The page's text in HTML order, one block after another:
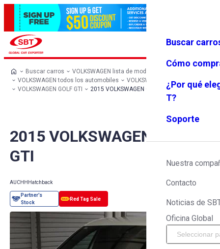
Favoritos Menú
Buscar
Cómo
¿Por qué
T?
Soporte
Nuestra
Contacto
Noticias de
Oficina Global
Buscar carros
VOLKSWAGEN lista de modelos
VOLKSWAGEN todos los automobiles
VOLKSWAGEN Hatchback
VOLKSWAGEN GOLF GTI
2015 VOLKSWAGEN GOLF GTI
2015 VOLKSWAGEN GOLF
GTI
AUCHH Hatchback